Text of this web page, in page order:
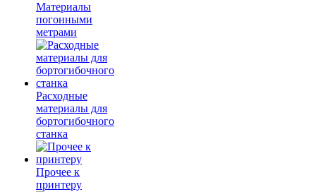
Материалы
погонными
метрами
Расходные
материалы для
бортогибочного
станка
Прочее к
принтеру